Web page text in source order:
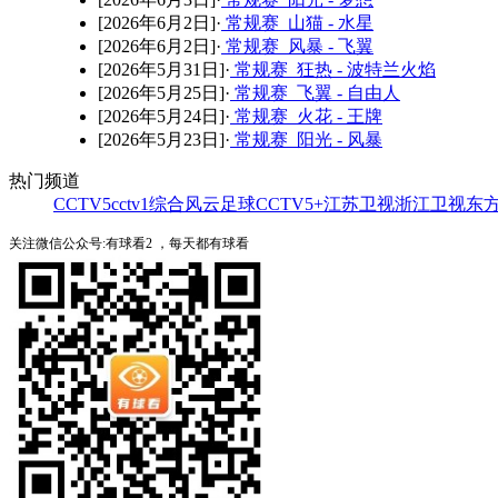
[2026年6月2日]· 常规赛 山猫 - 水星
[2026年6月2日]· 常规赛 风暴 - 飞翼
[2026年5月31日]· 常规赛 狂热 - 波特兰火焰
[2026年5月25日]· 常规赛 飞翼 - 自由人
[2026年5月24日]· 常规赛 火花 - 王牌
[2026年5月23日]· 常规赛 阳光 - 风暴
热门频道
CCTV5cctv1综合风云足球CCTV5+江苏卫视浙江卫视东
关注微信公众号:有球看2 ，每天都有球看